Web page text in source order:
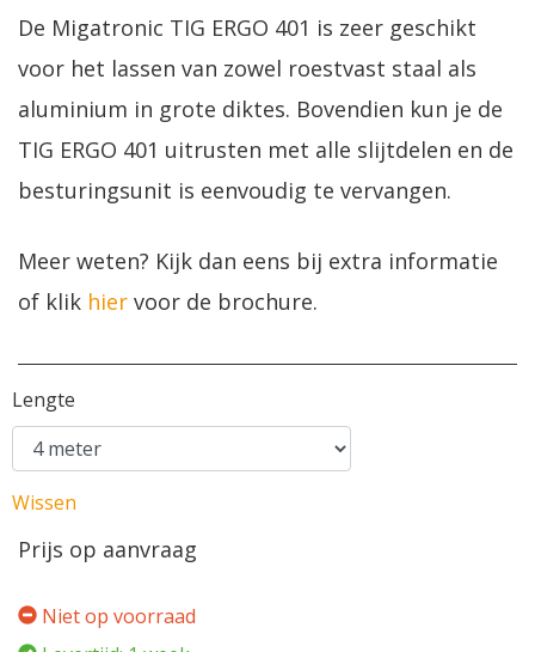
De Migatronic TIG ERGO 401 is zeer geschikt
voor het lassen van zowel roestvast staal als
aluminium in grote diktes. Bovendien kun je de
TIG ERGO 401 uitrusten met alle slijtdelen en de
besturingsunit is eenvoudig te vervangen.
Meer weten? Kijk dan eens bij extra informatie
of klik hier voor de brochure.
Lengte
Wissen
Prijs op aanvraag
Niet op voorraad